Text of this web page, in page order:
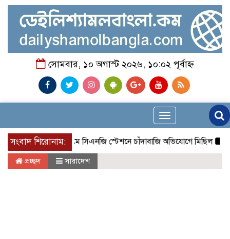
সোমবার, ১০ অগাস্ট ২০২৬, ১০:০২ পূর্বাহ্ন
Toggle
navigation
সংবাদ শিরোনাম:চট্টগ্রামে সিএনজি স্টেশনে চাঁদাবাজি অভিযোগে মিছিল
প্রচ্ছদ সারাদেশ